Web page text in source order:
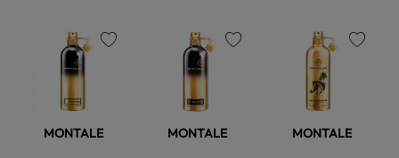
MONTALE MONTALE MONTALE